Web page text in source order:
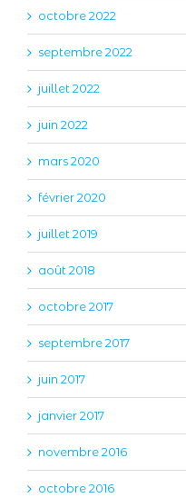
octobre 2022
septembre 2022
juillet 2022
juin 2022
mars 2020
février 2020
juillet 2019
août 2018
octobre 2017
septembre 2017
juin 2017
janvier 2017
novembre 2016
octobre 2016